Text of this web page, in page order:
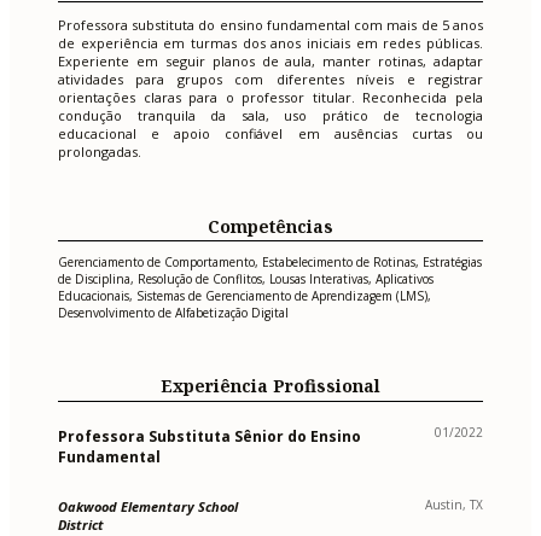
Professora substituta do ensino fundamental com mais de 5 anos
de experiência em turmas dos anos iniciais em redes públicas.
Experiente em seguir planos de aula, manter rotinas, adaptar
atividades para grupos com diferentes níveis e registrar
orientações claras para o professor titular. Reconhecida pela
condução tranquila da sala, uso prático de tecnologia
educacional e apoio confiável em ausências curtas ou
prolongadas.
Competências
Gerenciamento de Comportamento, Estabelecimento de Rotinas, Estratégias
de Disciplina, Resolução de Conflitos, Lousas Interativas, Aplicativos
Educacionais, Sistemas de Gerenciamento de Aprendizagem (LMS),
Desenvolvimento de Alfabetização Digital
Experiência Profissional
Professora Substituta Sênior do Ensino
Fundamental
01/2022
Oakwood Elementary School
District
Austin, TX